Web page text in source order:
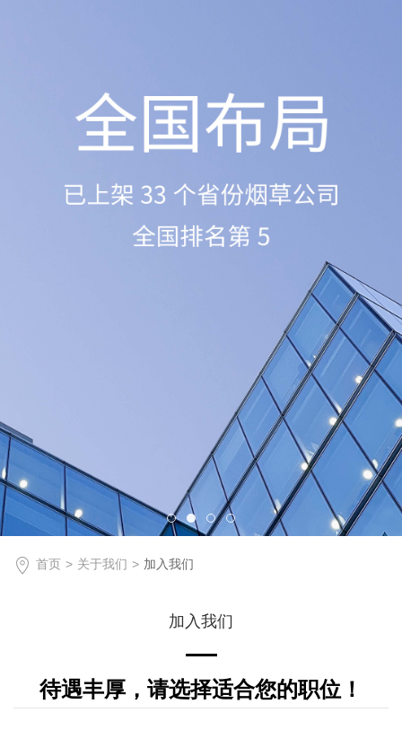
首页 关于我们 加入我们
加入我们
待遇丰厚，请选择适合您的职位！